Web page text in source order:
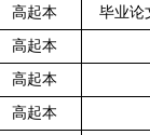
高起本 毕业论
高起本
高起本
高起本